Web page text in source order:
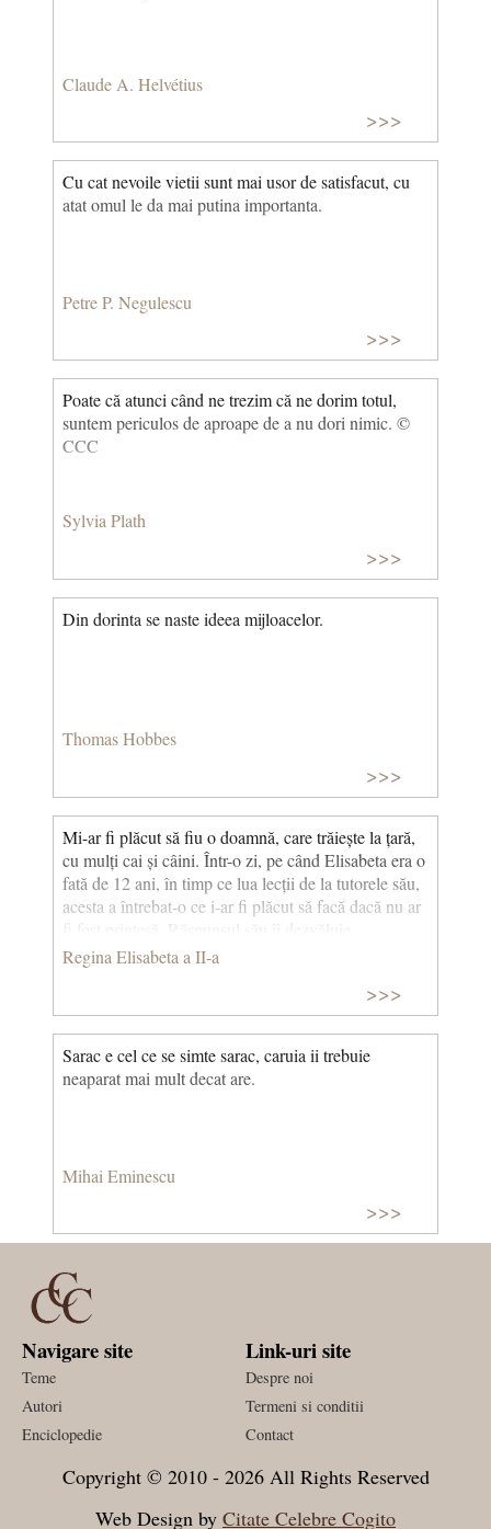
Claude A. Helvétius
>>>
Cu cat nevoile vietii sunt mai usor de satisfacut, cu
atat omul le da mai putina importanta.
Petre P. Negulescu
>>>
Poate că atunci când ne trezim că ne dorim totul,
suntem periculos de aproape de a nu dori nimic. ©
CCC
Sylvia Plath
>>>
Din dorinta se naste ideea mijloacelor.
Thomas Hobbes
>>>
Mi-ar fi plăcut să fiu o doamnă, care trăiește la țară,
cu mulți cai și câini. Într-o zi, pe când Elisabeta era o
fată de 12 ani, în timp ce lua lecții de la tutorele său,
acesta a întrebat-o ce i-ar fi plăcut să facă dacă nu ar
fi fost prințesă. Răspunsul său îi dezvăluie
personalitatea. © CCC
Regina Elisabeta a II-a
>>>
Sarac e cel ce se simte sarac, caruia ii trebuie
neaparat mai mult decat are.
Mihai Eminescu
>>>
Navigare site
Teme
Autori
Enciclopedie
Link-uri site
Despre noi
Termeni si conditii
Contact
Copyright © 2010 - 2026 All Rights Reserved
Web Design by Citate Celebre Cogito